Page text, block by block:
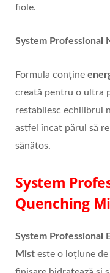
fiole.
System Professional
Formula conține
creată pentru o ultra
restabilesc echilibrul
astfel încat părul să
sănătos.
System
Quenching
System Professional
Mist este o loțiune